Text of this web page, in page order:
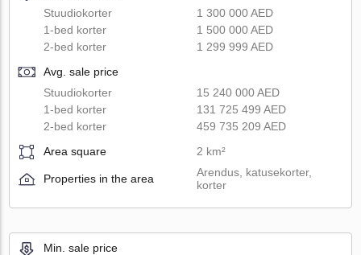
Stuudiokorter
1 300 000 AED
1-bed korter
1 500 000 AED
2-bed korter
1 299 999 AED
Avg. sale price
Stuudiokorter
15 240 000 AED
1-bed korter
131 725 499 AED
2-bed korter
459 735 209 AED
Area square
2 km²
Properties in the area
Arendus, katusekorter,
korter
Min. sale price